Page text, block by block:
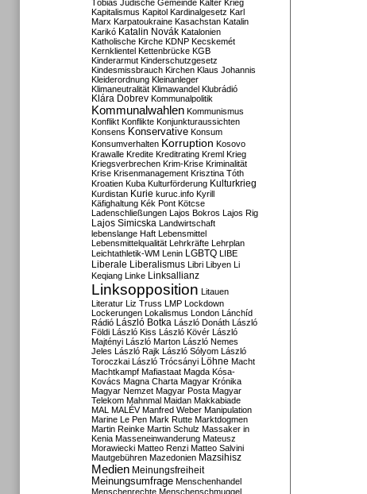
Tóbiás Jüdische Gemeinde Kalter Krieg
Kapitalismus Kapitol Kardinalgesetz Karl
Marx Karpatoukraine Kasachstan Katalin
Karikó Katalin Novák Katalonien
Katholische Kirche KDNP Kecskemét
Kernklientel Kettenbrücke KGB
Kinderarmut Kinderschutzgesetz
Kindesmissbrauch Kirchen Klaus Johannis
Kleiderordnung Kleinanleger
Klimaneutralität Klimawandel Klubrádió
Klára Dobrev Kommunalpolitik
Kommunalwahlen Kommunismus
Konflikt Konflikte Konjunkturaussichten
Konsens Konservative Konsum
Konsumverhalten Korruption Kosovo
Krawalle Kredite Kreditrating Kreml Krieg
Kriegsverbrechen Krim-Krise Kriminalität
Krise Krisenmanagement Krisztina Tóth
Kroatien Kuba Kulturförderung Kulturkrieg
Kurdistan Kurie kuruc.info Kyrill
Käfighaltung Kék Pont Kötcse
Ladenschließungen Lajos Bokros Lajos Rig
Lajos Simicska Landwirtschaft
lebenslange Haft Lebensmittel
Lebensmittelqualität Lehrkräfte Lehrplan
Leichtathletik-WM Lenin LGBTQ LIBE
Liberale Liberalismus Libri Libyen Li
Keqiang Linke Linksallianz
Linksopposition Litauen
Literatur Liz Truss LMP Lockdown
Lockerungen Lokalismus London Lánchíd
Rádió
László Botka László Donáth László
Földi László Kiss László Kövér László
Majtényi László Marton László Nemes
Jeles László Rajk László Sólyom László
Toroczkai László Trócsányi Löhne Macht
Machtkampf Mafiastaat Magda Kósa-
Kovács Magna Charta Magyar Krónika
Magyar Nemzet Magyar Posta Magyar
Telekom Mahnmal Maidan Makkabiade
MAL MALÉV Manfred Weber Manipulation
Marine Le Pen Mark Rutte Marktdogmen
Martin Reinke Martin Schulz Massaker in
Kenia Masseneinwanderung Mateusz
Morawiecki Matteo Renzi Matteo Salvini
Mautgebühren Mazedonien Mazsihisz
Medien Meinungsfreiheit
Meinungsumfrage Menschenhandel
Menschenrechte Menschenschmuggel